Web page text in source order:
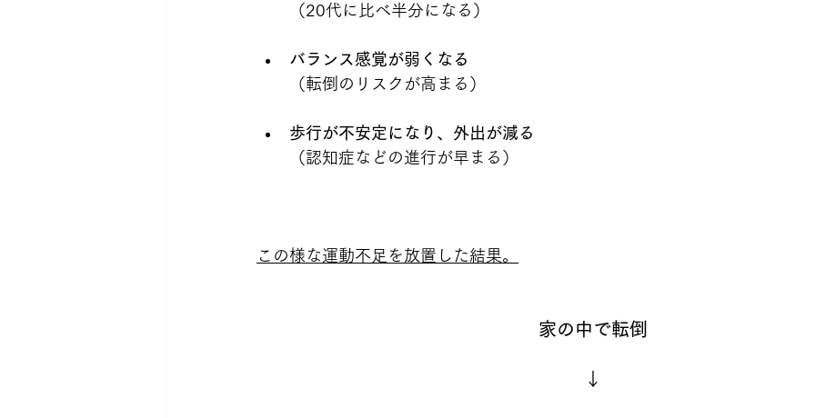
（20代に比べ半分になる）
バランス感覚が弱くなる
（転倒のリスクが高まる）
歩行が不安定になり、外出が減る
（認知症などの進行が早まる）
この様な運動不足を放置した結果。
家の中で転倒
↓